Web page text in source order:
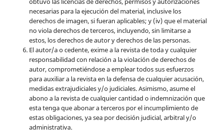
necesarias para la ejecución del material, inclusive los
derechos de imagen, si fueran aplicables; y (iv) que el material
no viola derechos de terceros, incluyendo, sin limitarse a
estos, los derechos de autor y derechos de las personas.
El autor/a o cedente, exime a la revista de toda y cualquier
responsabilidad con relación a la violación de derechos de
autor, comprometiéndose a emplear todos sus esfuerzos
para auxiliar a la revista en la defensa de cualquier acusación,
medidas extrajudiciales y/o judiciales. Asimismo, asume el
abono a la revista de cualquier cantidad o indemnización que
esta tenga que abonar a terceros por el incumplimiento de
estas obligaciones, ya sea por decisión judicial, arbitral y/o
administrativa.